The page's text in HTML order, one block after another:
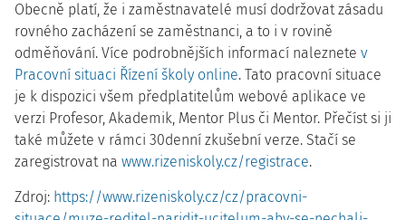
Obecně platí, že i zaměstnavatelé musí dodržovat zásadu
rovného zacházení se zaměstnanci, a to i v rovině
odměňování. Více podrobnějších informací naleznete v
Pracovní situaci Řízení školy online. Tato pracovní situace
je k dispozici všem předplatitelům webové aplikace ve
verzi Profesor, Akademik, Mentor Plus či Mentor. Přečíst si ji
také můžete v rámci 30denní zkušební verze. Stačí se
zaregistrovat na www.rizeniskoly.cz/registrace.
Zdroj: https://www.rizeniskoly.cz/cz/pracovni-